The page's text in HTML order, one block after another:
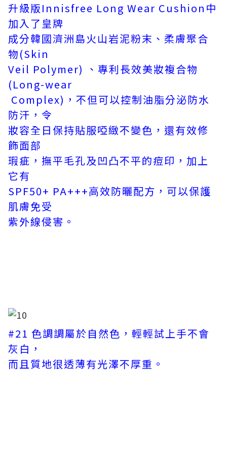
升級版Innisfree Long Wear Cushion中
加入了皇牌
成分韓國濟洲島火山岩泥粉末、柔膚聚合
物(Skin
Veil Polymer) 、專利長效美妝複合物
(Long-wear
Complex)，不但可以控制油脂分泌防水
防汗，令
妝容全日保持貼服啞緻不變色，還有效修
飾面部
瑕疵，撫平毛孔及凹凸不平的痘印，加上
它有
SPF50+ PA+++高效防曬配方，可以保護
肌膚免受
紫外線侵害。
#21 色調調屬於自然色，輕輕試上手不會
灰白，
而且質地很透薄有光澤不厚重。